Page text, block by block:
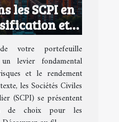
les SCPI en
et
pour
votre portefeuille
levier fondamental
et le rendement
les Sociétés Civiles
(SCPI) se présentent
de choix pour les